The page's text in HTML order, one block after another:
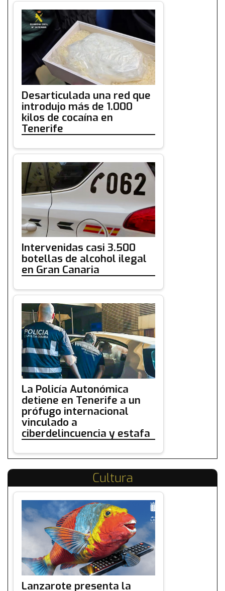
Desarticulada una red que
introdujo más de 1.000
kilos de cocaína en
Tenerife
Intervenidas casi 3.500
botellas de alcohol ilegal
en Gran Canaria
La Policía Autonómica
detiene en Tenerife a un
prófugo internacional
vinculado a
ciberdelincuencia y estafa
Cultura
Lanzarote presenta la